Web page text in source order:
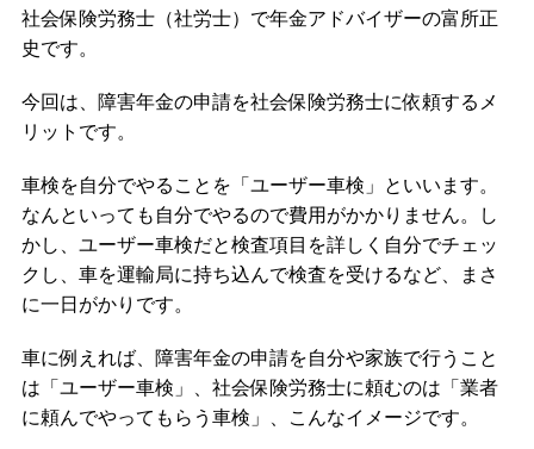
社会保険労務士（社労士）で年金アドバイザーの富所正
史です。
今回は、障害年金の申請を社会保険労務士に依頼するメ
リットです。
車検を自分でやることを「ユーザー車検」といいます。
なんといっても自分でやるので費用がかかりません。し
かし、ユーザー車検だと検査項目を詳しく自分でチェッ
クし、車を運輸局に持ち込んで検査を受けるなど、まさ
に一日がかりです。
車に例えれば、障害年金の申請を自分や家族で行うこと
は「ユーザー車検」、社会保険労務士に頼むのは「業者
に頼んでやってもらう車検」、こんなイメージです。